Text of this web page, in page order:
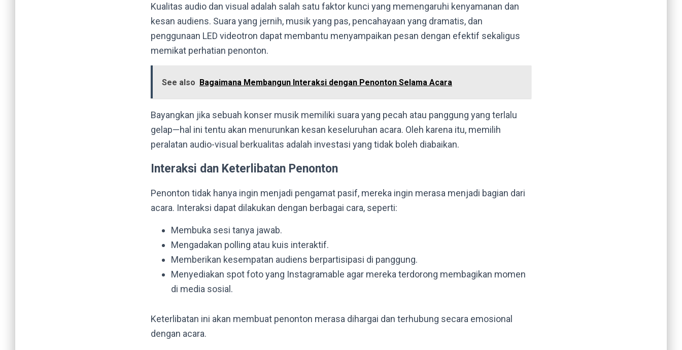
Kualitas audio dan visual adalah salah satu faktor kunci yang memengaruhi kenyamanan dan
kesan audiens. Suara yang jernih, musik yang pas, pencahayaan yang dramatis, dan
penggunaan LED videotron dapat membantu menyampaikan pesan dengan efektif sekaligus
memikat perhatian penonton.
See also Bagaimana Membangun Interaksi dengan Penonton Selama Acara
Bayangkan jika sebuah konser musik memiliki suara yang pecah atau panggung yang terlalu
gelap—hal ini tentu akan menurunkan kesan keseluruhan acara. Oleh karena itu, memilih
peralatan audio-visual berkualitas adalah investasi yang tidak boleh diabaikan.
Interaksi dan Keterlibatan Penonton
Penonton tidak hanya ingin menjadi pengamat pasif, mereka ingin merasa menjadi bagian dari
acara. Interaksi dapat dilakukan dengan berbagai cara, seperti:
Membuka sesi tanya jawab.
Mengadakan polling atau kuis interaktif.
Memberikan kesempatan audiens berpartisipasi di panggung.
Menyediakan spot foto yang Instagramable agar mereka terdorong membagikan momen
di media sosial.
Keterlibatan ini akan membuat penonton merasa dihargai dan terhubung secara emosional
dengan acara.